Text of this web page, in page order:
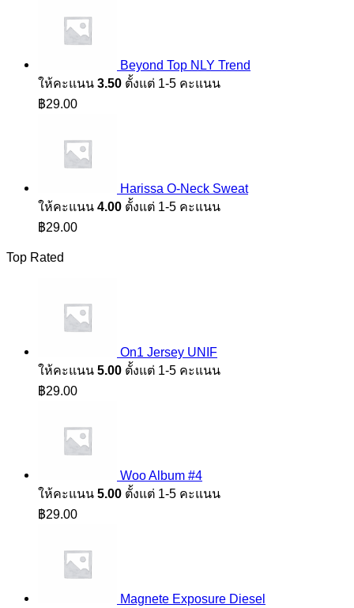
Beyond Top NLY Trend
ให้คะแนน 3.50 ตั้งแต่ 1-5 คะแนน
฿29.00
Harissa O-Neck Sweat
ให้คะแนน 4.00 ตั้งแต่ 1-5 คะแนน
฿29.00
Top Rated
On1 Jersey UNIF
ให้คะแนน 5.00 ตั้งแต่ 1-5 คะแนน
฿29.00
Woo Album #4
ให้คะแนน 5.00 ตั้งแต่ 1-5 คะแนน
฿29.00
Magnete Exposure Diesel